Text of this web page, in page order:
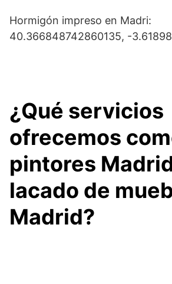
Hormigón impreso en Madri:
40.366848742860135, -
¿Qué servicios
ofrecemos
pintores
lacado de
Madrid?